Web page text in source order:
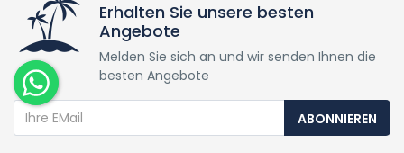
Erhalten Sie unsere besten
Angebote
Melden Sie sich an und wir senden Ihnen die
besten Angebote
ABONNIEREN